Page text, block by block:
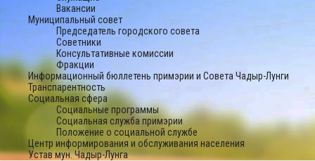
Вакансии
Муниципальный совет
Председатель городского совета
Советники
Консультативные комиссии
Фракции
Информационный бюллетень примэрии и Совета Чадыр-Лунги
Транспарентность
Социальная сфера
Социальные программы
Социальная служба примэрии
Положение о социальной службе
Центр информирования и обслуживания населения
Устав мун. Чадыр-Лунга